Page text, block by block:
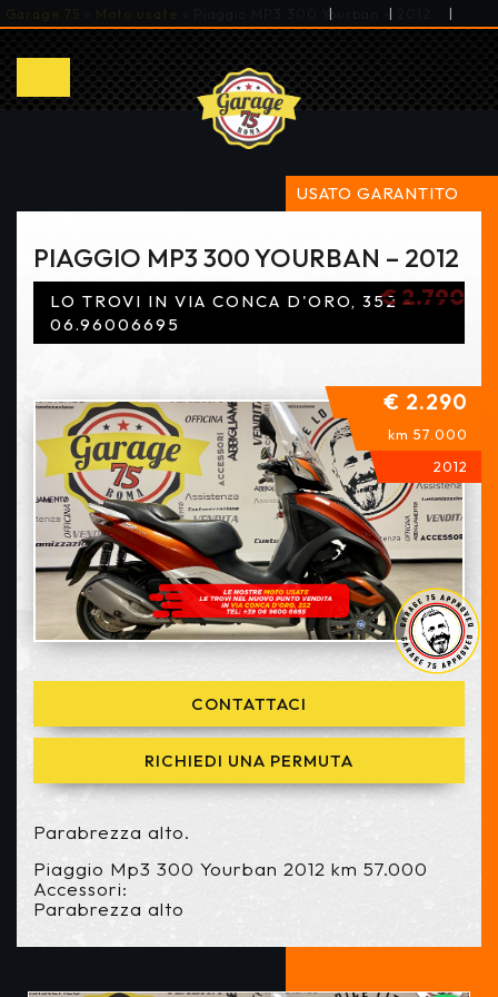
| | |
USATO GARANTITO
PIAGGIO MP3 300 YOURBAN – 2012
LO TROVI IN VIA CONCA D'ORO, 352 -
06.96006695
€ 2.290
km 57.000
2012
CONTATTACI
RICHIEDI UNA PERMUTA
Parabrezza alto.
Piaggio Mp3 300 Yourban 2012 km 57.000
Accessori:
Parabrezza alto
€ 2.790